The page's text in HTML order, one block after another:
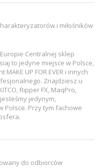
i miłośników
Centralnej sklep
to jedyne miejsce w Polsce,
UP FOR EVER i innych
Znajdziesz u
Ripper FX, MaqPro,
jedynym,
Polsce. Przy tym fachowe
do odbiorców